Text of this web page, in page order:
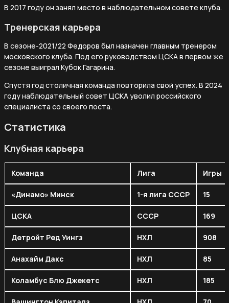
В 2017 году он занял место в наблюдательном совете клуба.
Тренерская карьера
В сезоне-2021/22 Федоров был назначен главным тренером
московского клуба. Под его руководством ЦСКА в первом же
сезоне выиграл Кубок Гагарина.
Спустя год столичная команда повторила свой успех. В 2024
году наблюдательный совет ЦСКА уволил российского
специалиста со своего поста.
Статистика
Клубная карьера
Команда Лига Игры
«Динамо» Минск 1-я лига СССР 15
ЦСКА СССР 169
Детройт Ред Уингз НХЛ 908
Анахайм Дакс НХЛ 85
Коламбус Блю Джекетс НХЛ 185